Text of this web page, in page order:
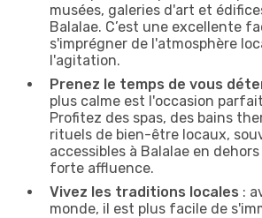
musées, galeries d'art et
Balalae. C’est une excellente
s'imprégner de l'atmosphère
l'agitation.
Prenez le temps de vous
plus calme est l'occasion
Profitez des spas, des bains
rituels de bien-être locaux,
accessibles à Balalae en
forte affluence.
Vivez les traditions locales :
monde, il est plus facile de